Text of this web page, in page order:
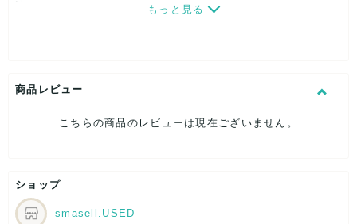
ヒール高：約2cm
アウトソール全長：約27cm
[状態・コンディション]
部分的に少々ダメージはございますが、
全体的には、まだまだご活躍頂けるお品になります。
ダメージはできる限り、撮影しておりますので、ご確認下さい
もっと見る
商品レビュー
こちらの商品のレビューは現在ございません。
ショップ
smasell.USED